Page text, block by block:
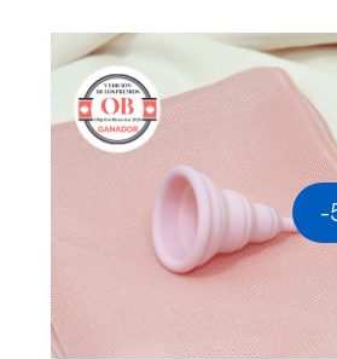
-